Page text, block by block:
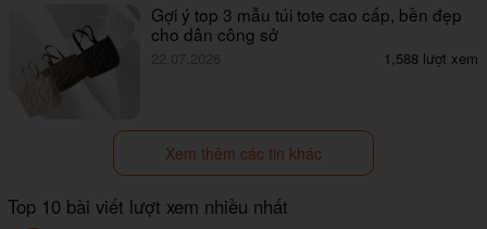
Gợi ý top 3 mẫu túi tote cao cấp, bền đẹp
cho dân công sở
22.07.2026 1,588 lượt xem
Xem thêm các tin khác
Top 10 bài viết lượt xem nhiều nhất